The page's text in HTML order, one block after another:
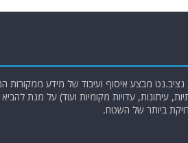
מבצע איסוף ועיבוד של מידע ממקורות
עיתונות, עדויות מקומיות ועוד) על מנת
ביותר של השטח.